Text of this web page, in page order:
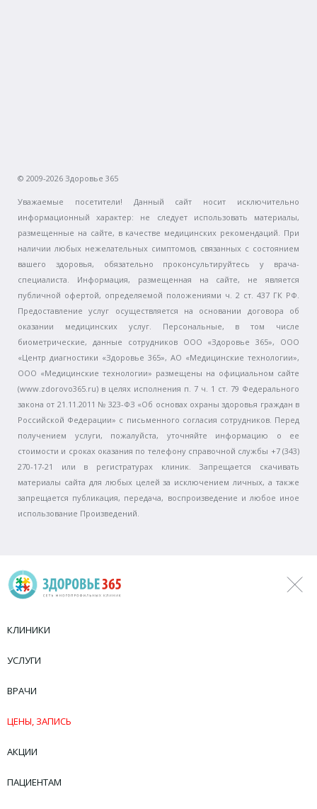
© 2009-2026 Здоровье 365
Уважаемые посетители! Данный сайт носит исключительно
информационный характер: не следует использовать материалы,
размещенные на сайте, в качестве медицинских рекомендаций. При
наличии любых нежелательных симптомов, связанных с состоянием
вашего здоровья, обязательно проконсультируйтесь у врача-
специалиста. Информация, размещенная на сайте, не является
публичной офертой, определяемой положениями ч. 2 ст. 437 ГК РФ.
Предоставление услуг осуществляется на основании договора об
оказании медицинских услуг. Персональные, в том числе
биометрические, данные сотрудников ООО «Здоровье 365», ООО
«Центр диагностики «Здоровье 365», АО «Медицинские технологии»,
ООО «Медицинские технологии» размещены на официальном сайте
(www.zdorovo365.ru) в целях исполнения п. 7 ч. 1 ст. 79 Федерального
закона от 21.11.2011 № 323-ФЗ «Об основах охраны здоровья граждан в
Российской Федерации» с письменного согласия сотрудников. Перед
получением услуги, пожалуйста, уточняйте информацию о ее
стоимости и сроках оказания по телефону справочной службы +7 (343)
270-17-21 или в регистратурах клиник. Запрещается скачивать
материалы сайта для любых целей за исключением личных, а также
запрещается публикация, передача, воспроизведение и любое иное
использование Произведений.
КЛИНИКИ
УСЛУГИ
ВРАЧИ
ЦЕНЫ, ЗАПИСЬ
АКЦИИ
ПАЦИЕНТАМ